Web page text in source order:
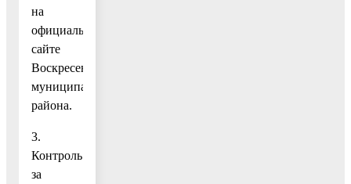
на
официальном
сайте
Воскресенского
муниципального
района.
3.
Контроль
за